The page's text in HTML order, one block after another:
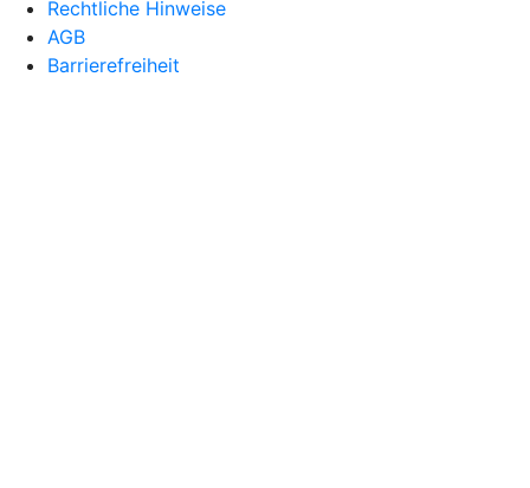
Rechtliche Hinweise
AGB
Barrierefreiheit